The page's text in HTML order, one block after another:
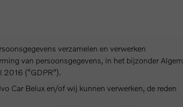
verzamelen en verwerken
van persoonsgegevens, in het bijzonder
(“GDPR”).
Car Belux en/of wij kunnen verwerken, de reden